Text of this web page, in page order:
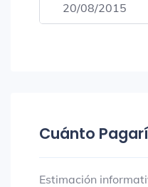
20/08/2015
Cuánto
Estimación